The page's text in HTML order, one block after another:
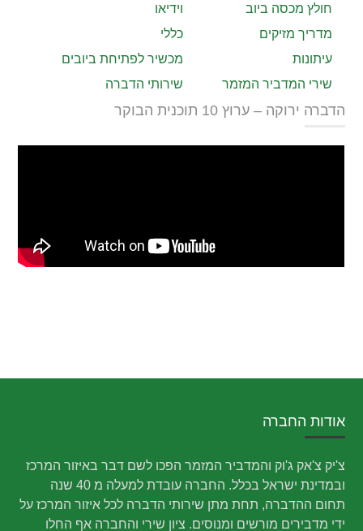
וידיאו
חולץ מכסה ביוב
כללי
מדריך מזיקים
מכשיר לפתיחת ביובים
עיתונות
שירותי הדברה
שירי המדביר המזמר
הדברה ירוקה – ערוץ 10 תוכנית הבוקר
אודות החברה
צ'יק צ'אק ג'וק והמדביר המזמר הפכו לשם דבר באיזור המרכז
ובמדינת ישראל בכלל. החברה עובדת למעלה מ 40 שנה
תחום ההדברה, תחת מתן שירותי הדברה לכל איזור המרכז על
ידי מדבירים מורשים ומנוסים. ציון שירי והחברה אף החלו